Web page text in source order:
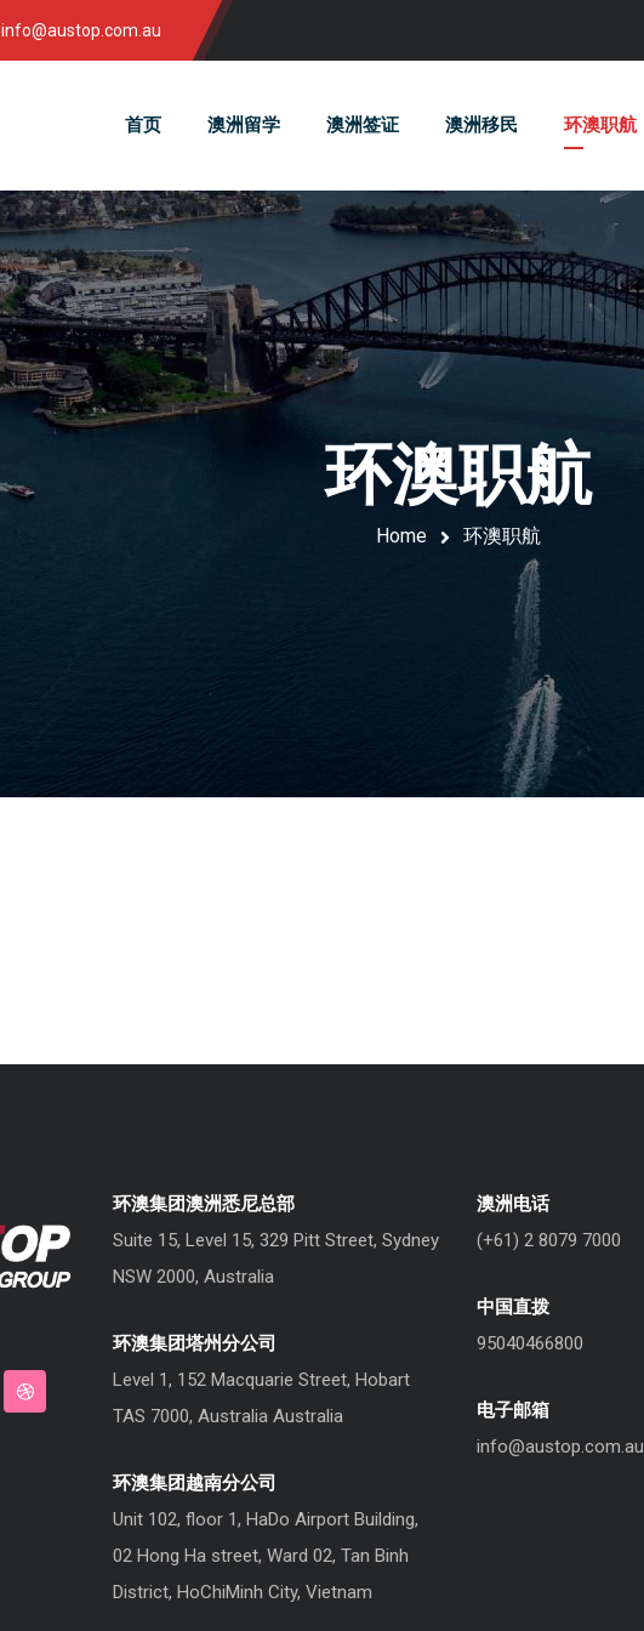
info@austop.com.au
首页 澳洲留学 澳洲签证 澳洲移民 环澳职航
环澳职航
Home 环澳职航
环澳集团澳洲悉尼总部
Suite 15, Level 15, 329 Pitt Street, Sydney
NSW 2000, Australia
环澳集团塔州分公司
Level 1, 152 Macquarie Street, Hobart
TAS 7000, Australia Australia
环澳集团越南分公司
Unit 102, floor 1, HaDo Airport Building,
02 Hong Ha street, Ward 02, Tan Binh
District, HoChiMinh City, Vietnam
澳洲电话
(+61) 2 8079 7000
中国直拨
95040466800
电子邮箱
info@austop.com.au